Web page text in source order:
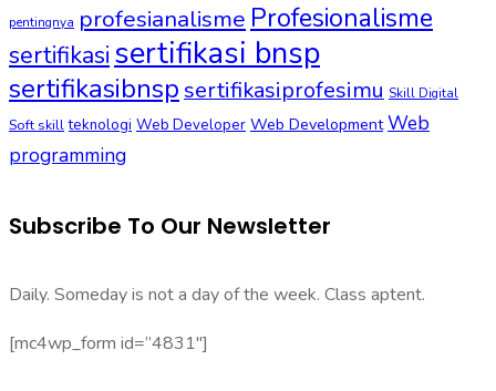
pentingnya profesianalisme Profesionalisme
sertifikasi sertifikasi bnsp
sertifikasibnsp sertifikasiprofesimu Skill Digital
Soft skill teknologi Web Developer Web Development Web
programming
Subscribe To Our Newsletter
Daily. Someday is not a day of the week. Class aptent.
[mc4wp_form id=”4831″]